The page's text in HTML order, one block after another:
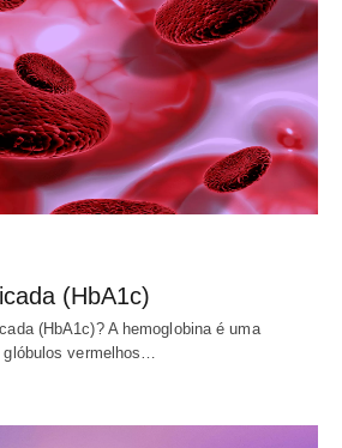
(HbA1c)
(HbA1c)? A hemoglobina é uma
vermelhos…